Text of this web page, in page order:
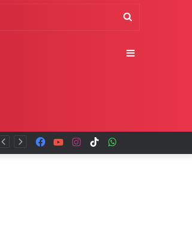
TikTok
Instagram
YouTube
Facebook